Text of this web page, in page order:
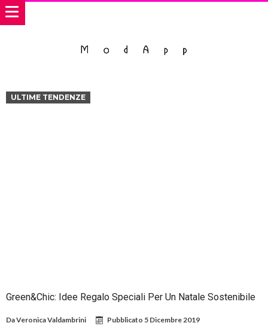
ULTIME TENDENZE
Green&Chic: Idee Regalo Speciali Per Un Natale Sostenibile
DaVeronica Valdambrini Pubblicato 5 Dicembre 2019